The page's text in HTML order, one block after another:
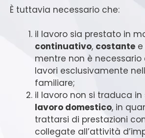
È tuttavia necessario che:
il lavoro sia prestato in
continuativo, costante e
mentre non è
lavori esclusivamente
familiare;
il lavoro non si traduca in
lavoro domestico, in
trattarsi di prestazioni
collegate all’attività